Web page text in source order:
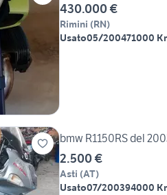
430.000 €
Rimini (RN)
Usato05/200471000
bmw R1150RS del
2.500 €
Asti (AT)
Usato07/200394000